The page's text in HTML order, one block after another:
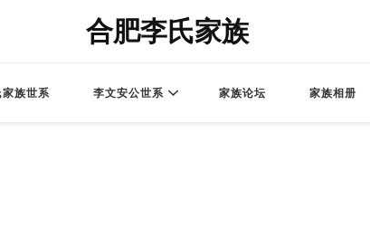
合肥李氏家族
族世系 李文安公世系 家族论坛 家族相册